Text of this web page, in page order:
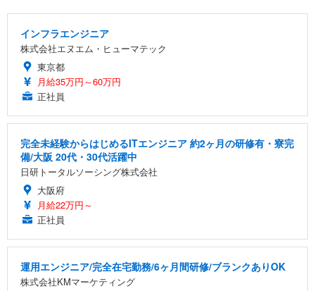
インフラエンジニア
株式会社エヌエム・ヒューマテック
東京都
月給35万円～60万円
正社員
完全未経験からはじめるITエンジニア 約2ヶ月の研修有・寮完
備/大阪 20代・30代活躍中
日研トータルソーシング株式会社
大阪府
月給22万円～
正社員
運用エンジニア/完全在宅勤務/6ヶ月間研修/ブランクありOK
株式会社KMマーケティング